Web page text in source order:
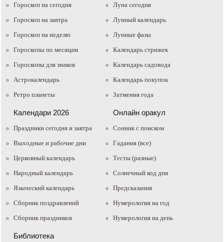
Гороскоп на сегодня
Гороскоп на завтра
Гороскоп на неделю
Гороскопы по месяцам
Гороскопы для знаков
Астрокалендарь
Ретро планеты
Луна сегодня
Лунный календарь
Лунные фазы
Календарь стрижек
Календарь садовода
Календарь покупок
Затмения года
Календари 2026
Праздники сегодня и завтра
Выходные и рабочие дни
Церковный календарь
Народный календарь
Языческий календарь
Сборник поздравлений
Сборник праздников
Онлайн оракул
Cонник с поиском
Гадания (все)
Тесты (разные)
Солнечный код дня
Предсказания
Нумерология на год
Нумерология на день
Библиотека